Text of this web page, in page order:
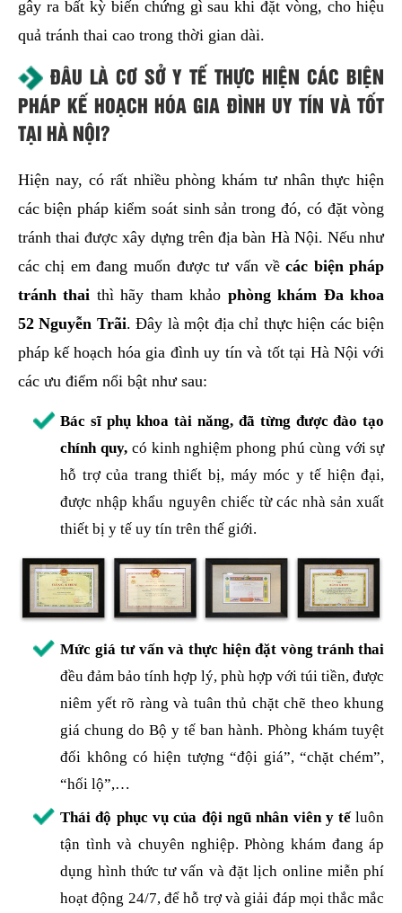
gây ra bất kỳ biến chứng gì sau khi đặt vòng, cho hiệu
quả tránh thai cao trong thời gian dài.
ĐÂU LÀ CƠ SỞ Y TẾ THỰC HIỆN CÁC BIỆN
PHÁP KẾ HOẠCH HÓA GIA ĐÌNH UY TÍN VÀ TỐT
TẠI HÀ NỘI?
Hiện nay, có rất nhiều phòng khám tư nhân thực hiện
các biện pháp kiểm soát sinh sản trong đó, có đặt vòng
tránh thai được xây dựng trên địa bàn Hà Nội. Nếu như
các chị em đang muốn được tư vấn vềcác biện pháp
tránh thai thì hãy tham khảo phòng khám Đa khoa
52 Nguyễn Trãi. Đây là một địa chỉ thực hiện các biện
pháp kế hoạch hóa gia đình uy tín và tốt tại Hà Nội với
các ưu điểm nổi bật như sau:
Bác sĩ phụ khoa tài năng, đã từng được đào tạo
chính quy, có kinh nghiệm phong phú cùng với sự
hỗ trợ của trang thiết bị, máy móc y tế hiện đại,
được nhập khẩu nguyên chiếc từ các nhà sản xuất
thiết bị y tế uy tín trên thế giới.
Mức giá tư vấn và thực hiện đặt vòng tránh thai
đều đảm bảo tính hợp lý, phù hợp với túi tiền, được
niêm yết rõ ràng và tuân thủ chặt chẽ theo khung
giá chung do Bộ y tế ban hành. Phòng khám tuyệt
đối không có hiện tượng “đội giá”, “chặt chém”,
“hối lộ”,…
Thái độ phục vụ của đội ngũ nhân viên y tếluôn
tận tình và chuyên nghiệp. Phòng khám đang áp
dụng hình thức tư vấn và đặt lịch online miễn phí
hoạt động 24/7, để hỗ trợ và giải đáp mọi thắc mắc